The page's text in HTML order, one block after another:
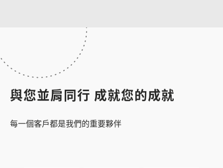
與您並肩同行 成就您的成就
每一個客戶都是我們的重要夥伴